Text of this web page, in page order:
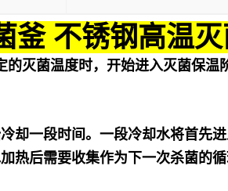
釜 不锈钢高温
的灭菌温度时，开始进入灭菌保
却一段时间。一段冷却水将首先
热后需要收集作为下一次杀菌的